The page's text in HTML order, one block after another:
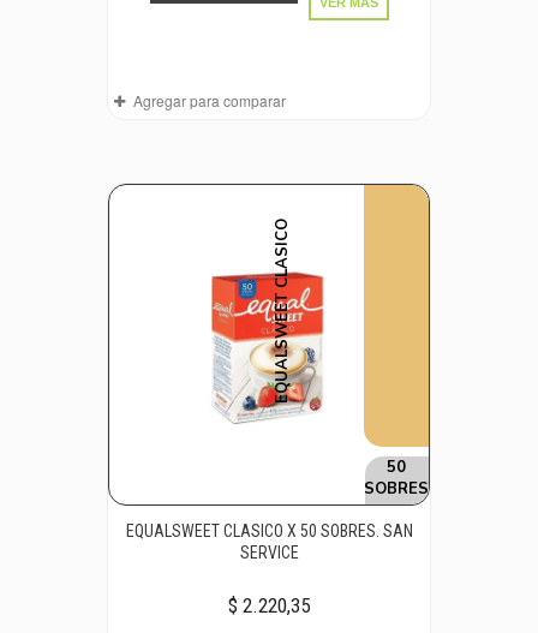
Agregar para comparar
EQUALSWEET CLASICO
50
SOBRES
EQUALSWEET CLASICO X 50 SOBRES. SAN
SERVICE
$ 2.220,35